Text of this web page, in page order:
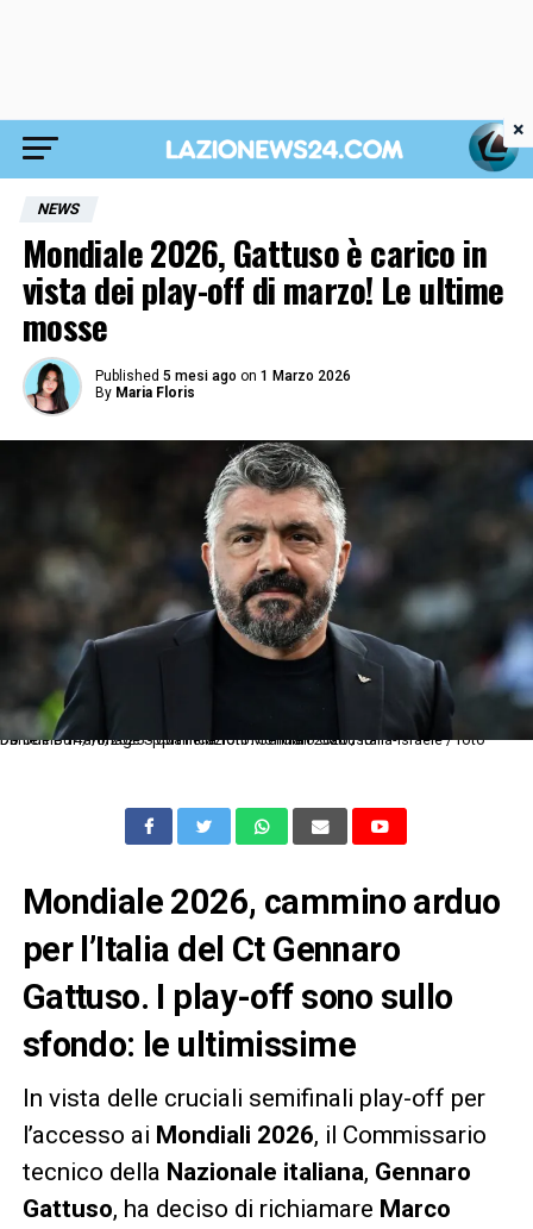
NEWS
Mondiale 2026, Gattuso è carico in
vista dei play-off di marzo! Le ultime
mosse
Published 5 mesi ago on 1 Marzo 2026
By Maria Floris
Db Udine 14/10/2025 - qualificazioni Mondiali 2026 / Italia-Israele / foto Daniele Buffa/Image Sport nella foto: Gennaro Gattuso
Mondiale 2026, cammino arduo
per l’Italia del Ct Gennaro
Gattuso. I play-off sono sullo
sfondo: le ultimissime
In vista delle cruciali semifinali play-off per
l’accesso ai Mondiali 2026, il Commissario
tecnico della Nazionale italiana, Gennaro
Gattuso, ha deciso di richiamare Marco
×